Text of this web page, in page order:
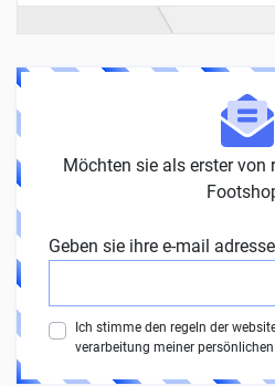
Möchten sie als erster von
Geben sie ihre e-mail
Ich stimme den regeln der
verarbeitung meiner